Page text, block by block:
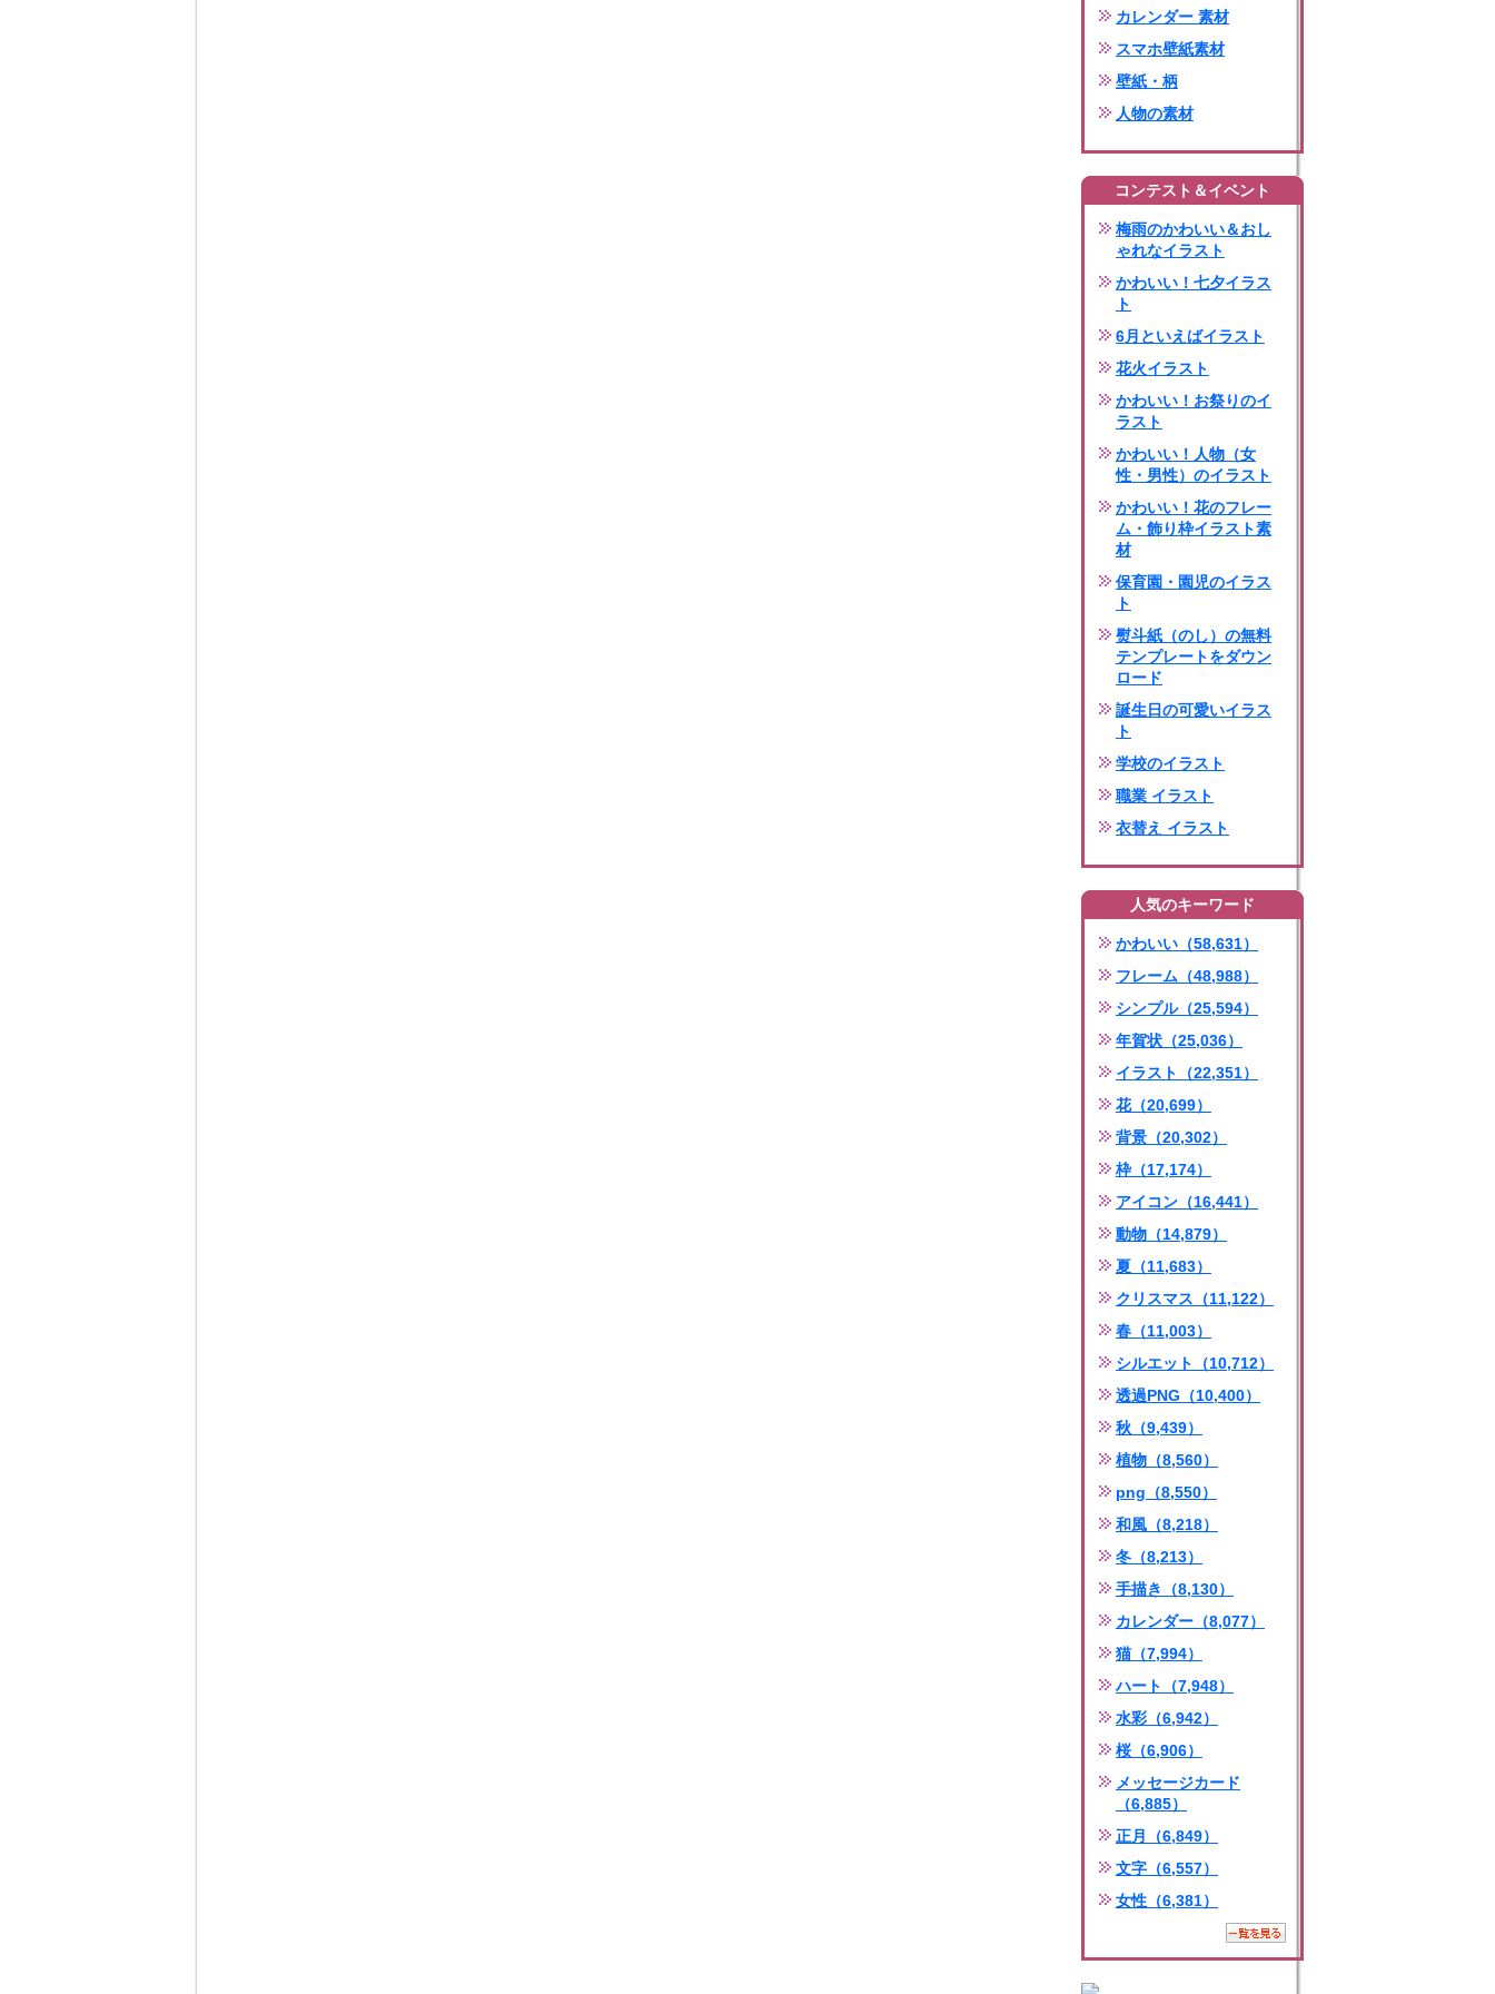
カレンダー 素材
スマホ壁紙素材
壁紙・柄
人物の素材
コンテスト＆イベント
梅雨のかわいい＆おし
ゃれなイラスト
かわいい！七夕イラス
ト
6月といえばイラスト
花火イラスト
かわいい！お祭りのイ
ラスト
かわいい！人物（女
性・男性）のイラスト
かわいい！花のフレー
ム・飾り枠イラスト素
材
保育園・園児のイラス
ト
熨斗紙（のし）の無料
テンプレートをダウン
ロード
誕生日の可愛いイラス
ト
学校のイラスト
職業 イラスト
衣替え イラスト
人気のキーワード
かわいい（58,631）
フレーム（48,988）
シンプル（25,594）
年賀状（25,036）
イラスト（22,351）
花（20,699）
背景（20,302）
枠（17,174）
アイコン（16,441）
動物（14,879）
夏（11,683）
クリスマス（11,122）
春（11,003）
シルエット（10,712）
透過PNG（10,400）
秋（9,439）
植物（8,560）
png（8,550）
和風（8,218）
冬（8,213）
手描き（8,130）
カレンダー（8,077）
猫（7,994）
ハート（7,948）
水彩（6,942）
桜（6,906）
メッセージカード
（6,885）
正月（6,849）
文字（6,557）
女性（6,381）